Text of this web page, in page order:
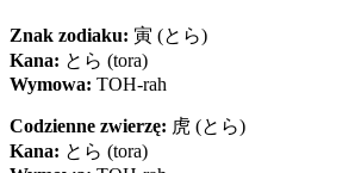
Znak zodiaku: 寅 (とら)
Kana: とら (tora)
Wymowa: TOH-rah
Codzienne zwierzę: 虎 (とら)
Kana: とら (tora)